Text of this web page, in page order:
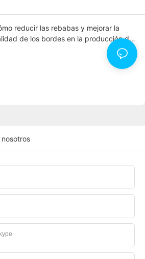
reducir las rebabas y mejorar la
de los bordes en la producción de